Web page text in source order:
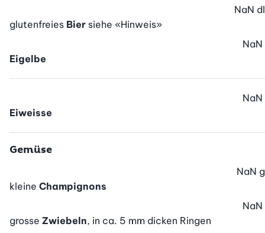
glutenfreies Bier siehe «Hinweis»
NaN dl
Eigelbe
NaN
Eiweisse
NaN
Gemüse
kleine Champignons
NaN g
grosse Zwiebeln, in ca. 5 mm dicken Ringen
NaN